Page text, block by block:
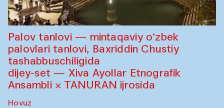
Palov tanlovi — mintaqaviy o‘zbek
palovlari tanlovi, Baxriddin Chustiy
tashabbuschiligida
dijey-set — Xiva Ayollar Etnografik
Ansambli × TANURAN ijrosida
Hovuz